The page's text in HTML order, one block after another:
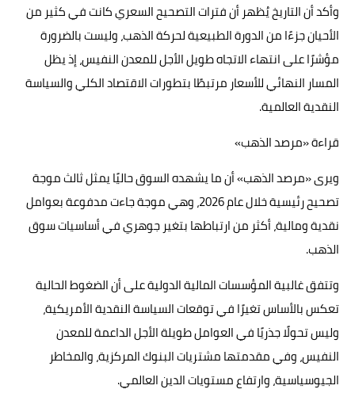
وأكد أن التاريخ يُظهر أن فترات التصحيح السعري كانت في كثير من
الأحيان جزءًا من الدورة الطبيعية لحركة الذهب، وليست بالضرورة
مؤشرًا على انتهاء الاتجاه طويل الأجل للمعدن النفيس، إذ يظل
المسار النهائي للأسعار مرتبطًا بتطورات الاقتصاد الكلي والسياسة
النقدية العالمية.
قراءة «مرصد الذهب»
ويرى «مرصد الذهب» أن ما يشهده السوق حاليًا يمثل ثالث موجة
تصحيح رئيسية خلال عام 2026، وهي موجة جاءت مدفوعة بعوامل
نقدية ومالية، أكثر من ارتباطها بتغير جوهري في أساسيات سوق
الذهب.
وتتفق غالبية المؤسسات المالية الدولية على أن الضغوط الحالية
تعكس بالأساس تغيرًا في توقعات السياسة النقدية الأمريكية،
وليس تحولًا جذريًا في العوامل طويلة الأجل الداعمة للمعدن
النفيس، وفي مقدمتها مشتريات البنوك المركزية، والمخاطر
الجيوسياسية، وارتفاع مستويات الدين العالمي.